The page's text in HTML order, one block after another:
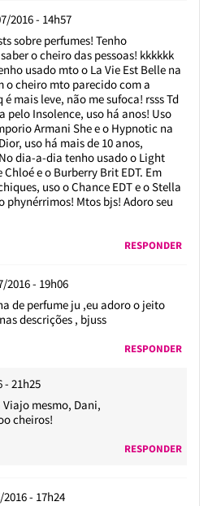
2016 - 14h57
sobre perfumes! Tenho
o cheiro das pessoas! kkkkkk
usado mto o La Vie Est Belle na
o cheiro mto parecido com a
é mais leve, não me sufoca! rsss Td
pelo Insolence, uso há anos! Uso
Armani She e o Hypnotic na
uso há mais de 10 anos,
dia-a-dia tenho usado o Light
Chloé e o Burberry Brit EDT. Em
uso o Chance EDT e o Stella
phynérrimos! Mtos bjs! Adoro seu
RESPONDER
2016 - 19h06
de perfume ju ,eu adoro o jeito
descrições , bjuss
RESPONDER
- 21h25
mesmo, Dani,
cheiros!
RESPONDER
2016 - 17h24